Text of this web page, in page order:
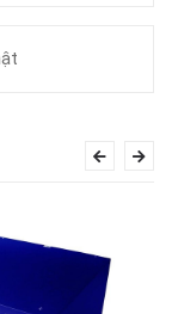
Previous